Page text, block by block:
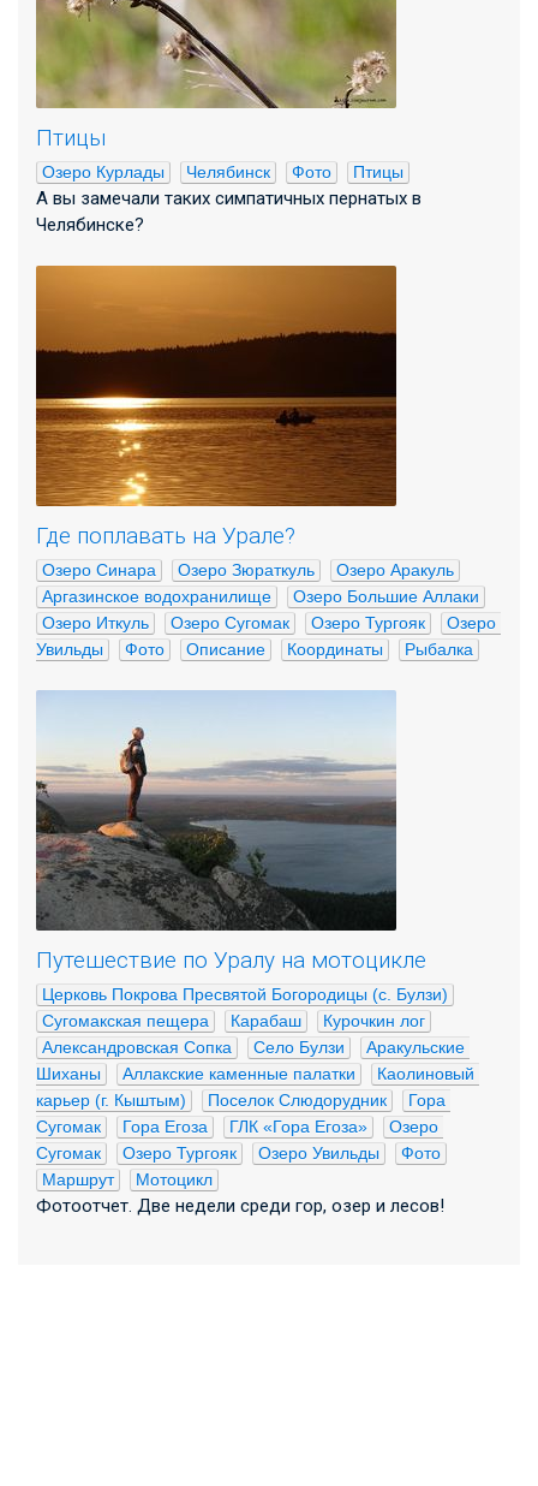
Птицы
Озеро Курлады Челябинск Фото Птицы
А вы замечали таких симпатичных пернатых в
Челябинске?
Где поплавать на Урале?
Озеро Синара Озеро Зюраткуль
Озеро Аракуль
Аргазинское водохранилище
Озеро Большие Аллаки
Озеро Иткуль
Озеро Сугомак Озеро Тургояк
Озеро
Увильды
Фото Описание Координаты Рыбалка
Путешествие по Уралу на мотоцикле
Церковь Покрова Пресвятой Богородицы (с. Булзи)
Сугомакская пещера
Карабаш
Курочкин лог
Александровская Сопка
Село Булзи
Аракульские
Шиханы
Аллакские каменные палатки
Каолиновый
карьер (г. Кыштым)
Поселок Слюдорудник
Гора
Сугомак
Гора Егоза ГЛК «Гора Егоза»
Озеро
Сугомак
Озеро Тургояк Озеро Увильды
Фото
Маршрут
Мотоцикл
Фотоотчет. Две недели среди гор, озер и лесов!